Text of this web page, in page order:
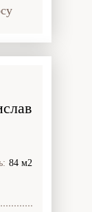
84 м2